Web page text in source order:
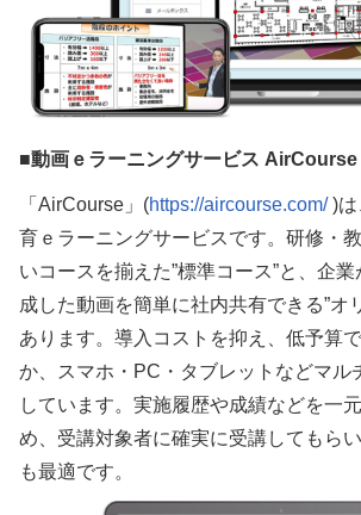
■動画ｅラーニングサービス AirCourse
「AirCourse」(https://aircourse.com/)は
育ｅラーニングサービスです。研修・
いコースを揃えた”標準コース”と、企
成した動画を簡単に社内共有できる”オ
あります。導入コストを抑え、低予算
か、スマホ・PC・タブレットなどマル
しています。実施履歴や成績などを一
め、受講対象者に確実に受講してもら
も最適です。